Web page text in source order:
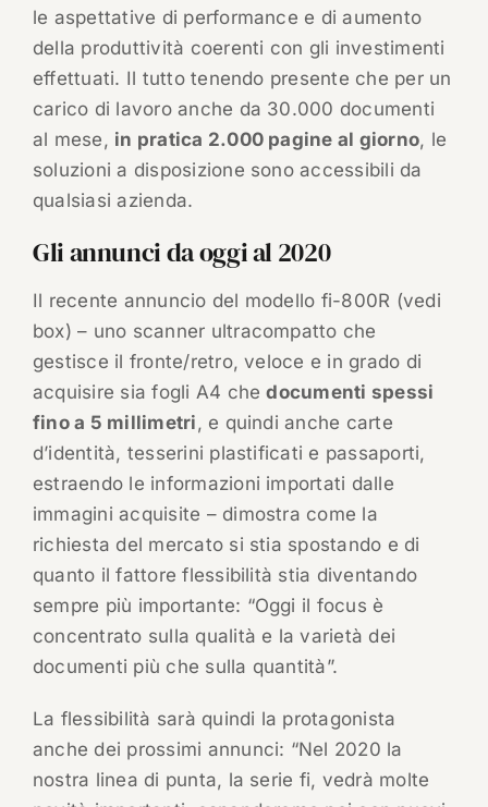
le aspettative di performance e di aumento
della produttività coerenti con gli investimenti
effettuati. Il tutto tenendo presente che per un
carico di lavoro anche da 30.000 documenti
al mese, in pratica 2.000 pagine al giorno, le
soluzioni a disposizione sono accessibili da
qualsiasi azienda.
Gli annunci da oggi al 2020
Il recente annuncio del modello fi-800R (vedi
box) – uno scanner ultracompatto che
gestisce il fronte/retro, veloce e in grado di
acquisire sia fogli A4 chedocumenti spessi
fino a 5 millimetri, e quindi anche carte
d’identità, tesserini plastificati e passaporti,
estraendo le informazioni importati dalle
immagini acquisite – dimostra come la
richiesta del mercato si stia spostando e di
quanto il fattore flessibilità stia diventando
sempre più importante: “Oggi il focus è
concentrato sulla qualità e la varietà dei
documenti più che sulla quantità”.
La flessibilità sarà quindi la protagonista
anche dei prossimi annunci: “Nel 2020 la
nostra linea di punta, la serie fi, vedrà molte